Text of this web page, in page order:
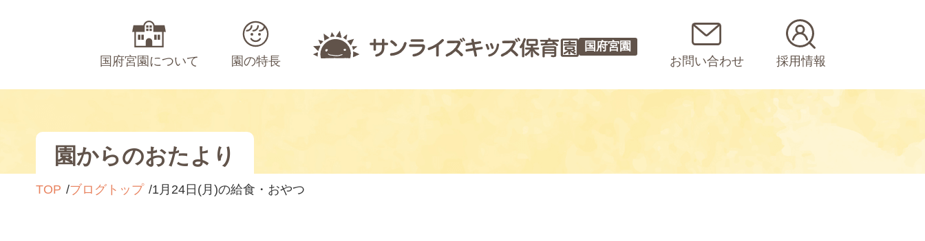
国府宮園について 園の特長
国府宮園
お問い合わせ 採用情報
園からのおたより
TOP ブログトップ 1月24日(月)の給食・おやつ